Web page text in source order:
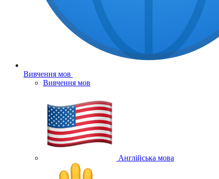
Вивчення мов
Вивчення мов
Англійська мова